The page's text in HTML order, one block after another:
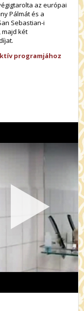
az európai
Pálmát és a
Sebastian-i
majd két
programjához